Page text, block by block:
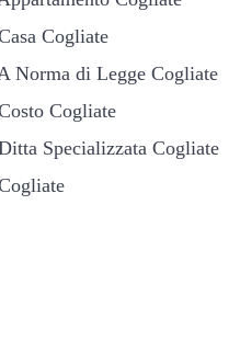
Cogliate
Norma di Legge Cogliate
Cogliate
Specializzata Cogliate